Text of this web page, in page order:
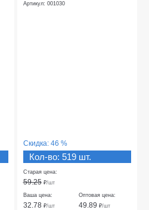
Артикул: 001030
Скидка: 46 %
Кол-во: 519 шт.
Старая цена:
59.25 ₽/шт
Ваша цена:
32.78 ₽/шт
Оптовая цена:
49.89 ₽/шт